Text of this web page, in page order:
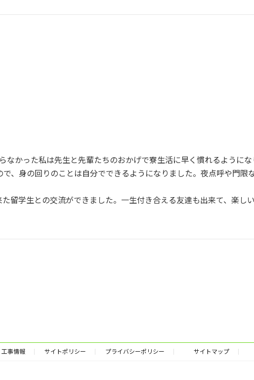
かった私は先生と先輩たちのおかげで寮生活に早く慣れるようにな
、身の回りのことは自分でできるようになりました。夜点呼や門限
留学生との交流ができました。一生付き合える友達も出来て、楽し
工事情報 サイトポリシー プライバシーポリシー サイトマップ